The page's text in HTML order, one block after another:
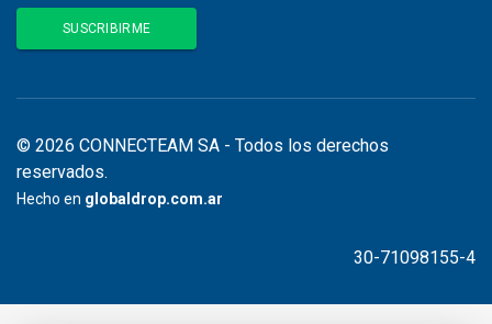
© 2026 CONNECTEAM SA - Todos los derechos
reservados.
Hecho en globaldrop.com.ar
30-71098155-4